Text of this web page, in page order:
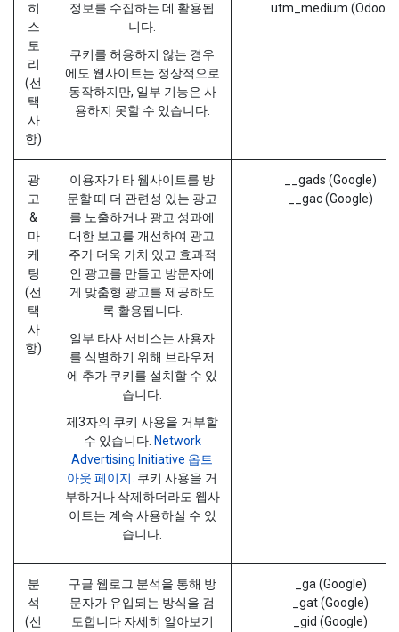
히
스
토
리
(선
택
사
항)
정보를 수집하는 데 활용됩
니다.
쿠키를 허용하지 않는 경우
에도 웹사이트는 정상적으로
동작하지만, 일부 기능은 사
용하지 못할 수 있습니다.
utm_medium (Odoo)
광
고
&
마
케
팅
(선
택
사
항)
이용자가 타 웹사이트를 방
문할 때 더 관련성 있는 광고
를 노출하거나 광고 성과에
대한 보고를 개선하여 광고
주가 더욱 가치 있고 효과적
인 광고를 만들고 방문자에
게 맞춤형 광고를 제공하도
록 활용됩니다.
일부 타사 서비스는 사용자
를 식별하기 위해 브라우저
에 추가 쿠키를 설치할 수 있
습니다.
제3자의 쿠키 사용을 거부할
수 있습니다. Network
Advertising Initiative 옵트
아웃 페이지 . 쿠키 사용을 거
부하거나 삭제하더라도 웹사
이트는 계속 사용하실 수 있
습니다.
__gads (Google)
__gac (Google)
분
석
(선
구글 웹로그 분석을 통해 방
문자가 유입되는 방식을 검
토합니다 자세히 알아보기
_ga (Google)
_gat (Google)
_gid (Google)